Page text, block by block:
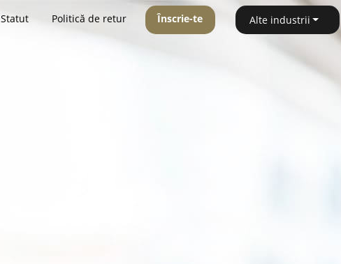
Statut Politică de retur Înscrie-te Alte industrii